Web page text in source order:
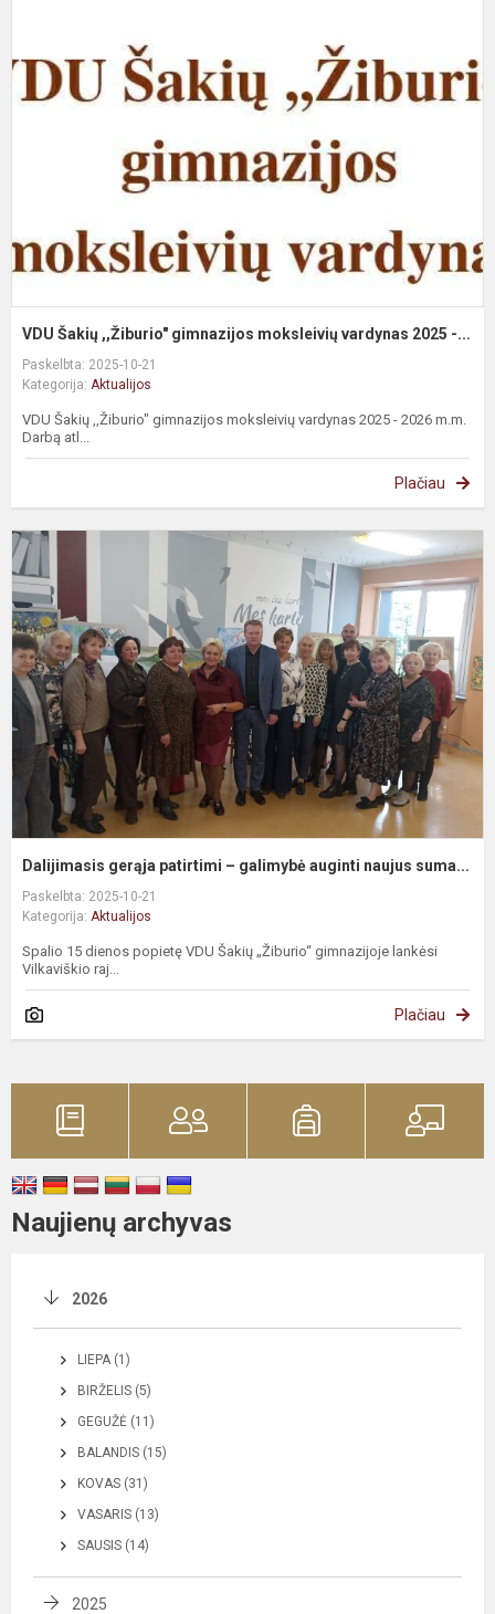
VDU Šakių ,,Žiburio" gimnazijos moksleivių vardynas 2025 -...
Paskelbta: 2025-10-21
Kategorija: Aktualijos
VDU Šakių ,,Žiburio" gimnazijos moksleivių vardynas 2025 - 2026 m.m.
Darbą atl...
Plačiau
Dalijimasis gerąja patirtimi – galimybė auginti naujus suma...
Paskelbta: 2025-10-21
Kategorija: Aktualijos
Spalio 15 dienos popietę VDU Šakių „Žiburio“ gimnazijoje lankėsi
Vilkaviškio raj...
Plačiau
Naujienų archyvas
2026
LIEPA (1)
BIRŽELIS (5)
GEGUŽĖ (11)
BALANDIS (15)
KOVAS (31)
VASARIS (13)
SAUSIS (14)
2025